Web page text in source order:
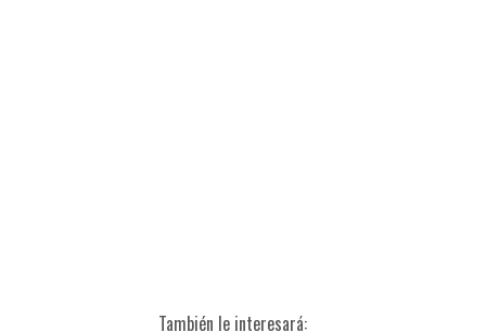
También le interesará: